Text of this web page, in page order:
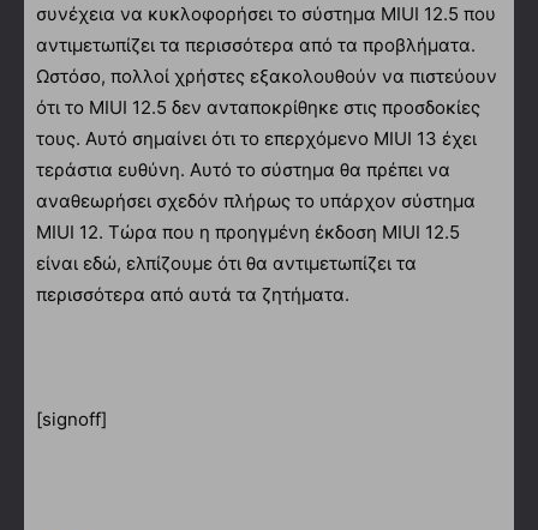
συνέχεια να κυκλοφορήσει το σύστημα MIUI 12.5 που
αντιμετωπίζει τα περισσότερα από τα προβλήματα.
Ωστόσο, πολλοί χρήστες εξακολουθούν να πιστεύουν
ότι το MIUI 12.5 δεν ανταποκρίθηκε στις προσδοκίες
τους. Αυτό σημαίνει ότι το επερχόμενο MIUI 13 έχει
τεράστια ευθύνη. Αυτό το σύστημα θα πρέπει να
αναθεωρήσει σχεδόν πλήρως το υπάρχον σύστημα
MIUI 12. Τώρα που η προηγμένη έκδοση MIUI 12.5
είναι εδώ, ελπίζουμε ότι θα αντιμετωπίζει τα
περισσότερα από αυτά τα ζητήματα.
[signoff]